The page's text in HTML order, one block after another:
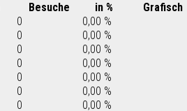
Besuche in %
Grafisch
0
0,00 %
0
0,00 %
0
0,00 %
0
0,00 %
0
0,00 %
0
0,00 %
0
0,00 %